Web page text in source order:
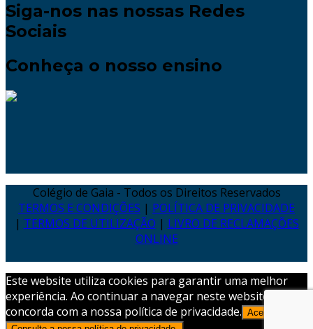
Siga-nos nas nossas Redes
Sociais
Conheça o nosso ensino
Colégio de Gaia - Todos os Direitos Reservados
TERMOS E CONDIÇÕES | POLÍTICA DE PRIVACIDADE
| TERMOS DE UTILIZAÇÃO | LIVRO DE RECLAMAÇÕES
ONLINE
Este website utiliza cookies para garantir uma melhor
experiência. Ao continuar a navegar neste website,
concorda com a nossa política de privacidade. Aceitar